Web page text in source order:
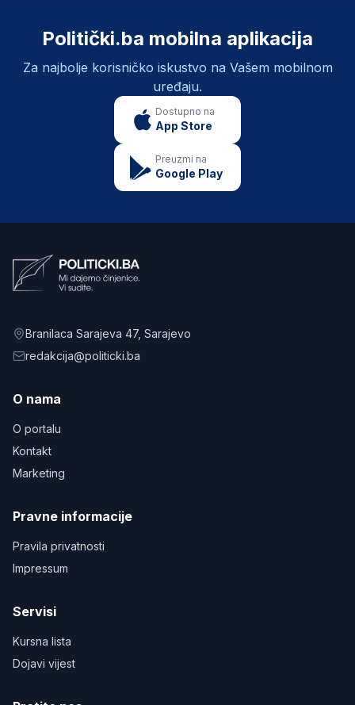
Politički.ba mobilna aplikacija
Za najbolje korisničko iskustvo na Vašem mobilnom
uređaju.
Dostupno na
App Store
Preuzmi na
Google Play
Branilaca Sarajeva 47, Sarajevo
redakcija@politicki.ba
O nama
O portalu
Kontakt
Marketing
Pravne informacije
Pravila privatnosti
Impressum
Servisi
Kursna lista
Dojavi vijest